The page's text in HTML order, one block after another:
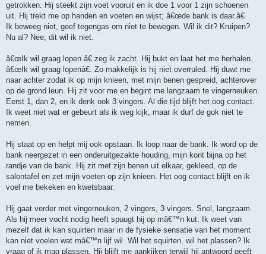
getrokken. Hij steekt zijn voet vooruit en ik doe 1 voor 1 zijn schoenen
uit. Hij trekt me op handen en voeten en wijst; â€œde bank is daar.â€
Ik beweeg niet, geef tegengas om niet te bewegen. Wil ik dit? Kruipen?
Nu al? Nee, dit wil ik niet.
â€œIk wil graag lopen.â€ zeg ik zacht. Hij bukt en laat het me herhalen.
â€œIk wil graag lopenâ€. Zo makkelijk is hij niet overruled. Hij duwt me
naar achter zodat ik op mijn knieen, met mijn benen gespreid, achterover
op de grond leun. Hij zit voor me en begint me langzaam te vingerneuken.
Eerst 1, dan 2, en ik denk ook 3 vingers. Al die tijd blijft het oog contact.
Ik weet niet wat er gebeurt als ik weg kijk, maar ik durf de gok niet te
nemen.
Hij staat op en helpt mij ook opstaan. Ik loop naar de bank. Ik word op de
bank neergezet in een onderuitgezakte houding, mijn kont bijna op het
randje van de bank. Hij zit met zijn benen uit elkaar, gekleed, op de
salontafel en zet mijn voeten op zijn knieen. Het oog contact blijft en ik
voel me bekeken en kwetsbaar.
Hij gaat verder met vingerneuken, 2 vingers, 3 vingers. Snel, langzaam.
Als hij meer vocht nodig heeft spuugt hij op mâ€™n kut. Ik weet van
mezelf dat ik kan squirten maar in de fysieke sensatie van het moment
kan niet voelen wat mâ€™n lijf wil. Wil het squirten, wil het plassen? Ik
vraag of ik mag plassen. Hij blijft me aankijken terwijl hij antwoord geeft